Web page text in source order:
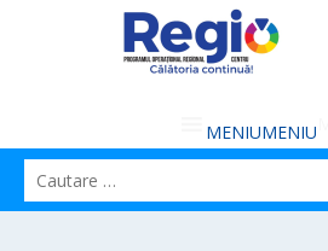
MENIUMENIU